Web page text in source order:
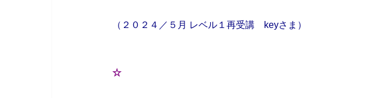
（２０２４／５月 レベル１再受講 keyさま）
☆